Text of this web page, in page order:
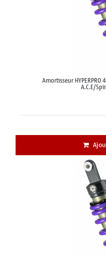
Amortisseur
A.C.E/